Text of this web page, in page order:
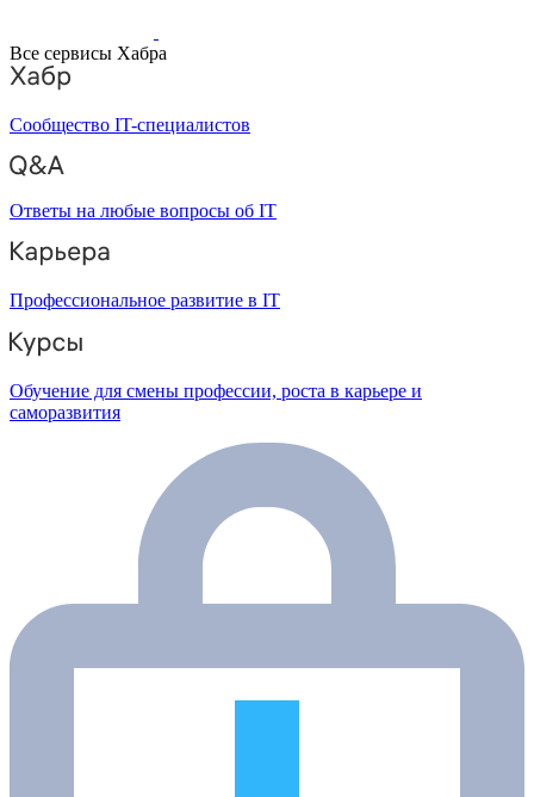
Все сервисы Хабра
Сообщество IT-специалистов
Ответы на любые вопросы об IT
Профессиональное развитие в IT
Обучение для смены профессии, роста в карьере и
саморазвития